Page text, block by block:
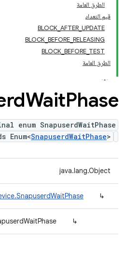
الطرق العامة
قيم التعداد
BLOCK_AFTER_UPDATE
BLOCK_BEFORE_RELEASING
BLOCK_BEFORE_TEST
الطرق العامة
WaitPhase
enum SnapuserdWaitPhase
Enum<SnapuserdWaitPhase>
java.lang.Object
↳
↳